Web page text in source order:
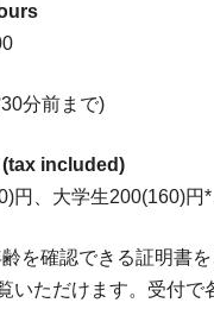
分前まで)
included)
円、大学生200(160)円
を確認できる証明書
いただけます。受付で